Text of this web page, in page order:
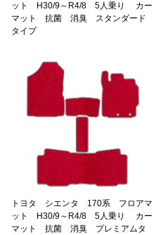
ット H30/9～R4/8 5人乗り カー
マット 抗菌 消臭 スタンダード
タイプ
トヨタ シエンタ 170系 フロアマ
ット H30/9～R4/8 5人乗り カー
マット 抗菌 消臭 プレミアムタ